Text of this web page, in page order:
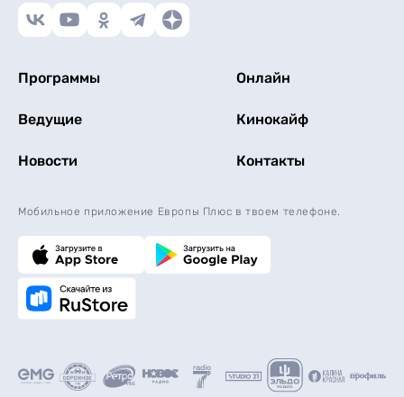
Программы Онлайн
Ведущие Кинокайф
Новости Контакты
Мобильное приложение Европы Плюс в твоем телефоне.